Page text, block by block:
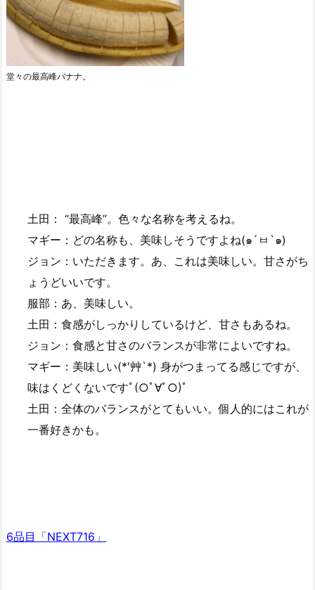
堂々の最高峰バナナ。
土田： “最高峰”。色々な名称を考えるね。
マギー：どの名称も、美味しそうですよね(๑´ㅂ`๑)
ジョン：いただきます。あ、これは美味しい。甘さがち
ょうどいいです。
服部：あ、美味しい。
土田：食感がしっかりしているけど、甘さもあるね。
ジョン：食感と甘さのバランスが非常によいですね。
マギー：美味しい(*′艸`*) 身がつまってる感じですが、
味はくどくないですﾟ(○ﾟ∀ﾟ○)ﾟ
土田：全体のバランスがとてもいい。個人的にはこれが
一番好きかも。
6品目「NEXT716」